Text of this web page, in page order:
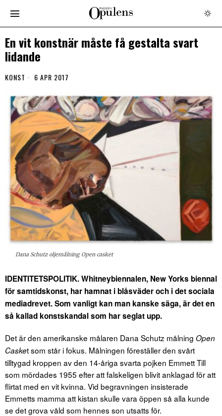
En vit konstnär måste få gestalta svart
lidande
KONST 6 APR 2017
Dana Schutz oljemålning Open casket
IDENTITETSPOLITIK. Whitneybiennalen, New Yorks biennal
för samtidskonst, har hamnat i blåsväder och i det sociala
mediadrevet. Som vanligt kan man kanske säga, är det en
så kallad konstskandal som har seglat upp.
Det är den amerikanske målaren Dana Schutz målning Open
Casket som står i fokus. Målningen föreställer den svårt
tilltygad kroppen av den 14-åriga svarta pojken Emmett Till
som mördades 1955 efter att falskeligen blivit anklagad för att
flirtat med en vit kvinna. Vid begravningen insisterade
Emmetts mamma att kistan skulle vara öppen så alla kunde
se det grova våld som hennes son utsatts för.